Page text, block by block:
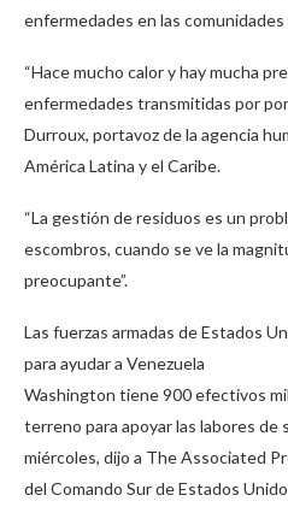
enfermedades en las
“Hace mucho calor y hay mucha
enfermedades transmitidas por
Durroux, portavoz de la agencia
América Latina y el Caribe.
“La gestión de residuos es un
escombros, cuando se ve la
preocupante”.
Las fuerzas armadas de Estados
para ayudar a Venezuela
Washington tiene 900 efectivos
terreno para apoyar las labores de
miércoles, dijo a The Associated
del Comando Sur de Estados